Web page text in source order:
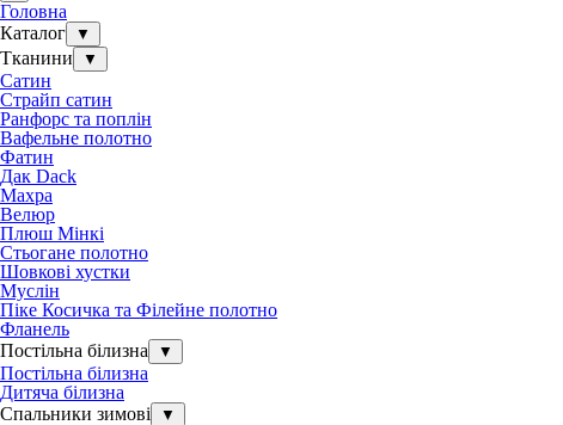
Головна
Каталог
▼
Тканини ▼
Сатин
Страйп сатин
Ранфорс та поплін
Вафельне полотно
Фатин
Дак Dack
Махра
Велюр
Плюш Мінкі
Стьогане полотно
Шовкові хустки
Муслін
Піке Косичка та Філейне полотно
Фланель
Постільна білизна
▼
Постільна білизна
Дитяча білизна
Спальники зимові
▼